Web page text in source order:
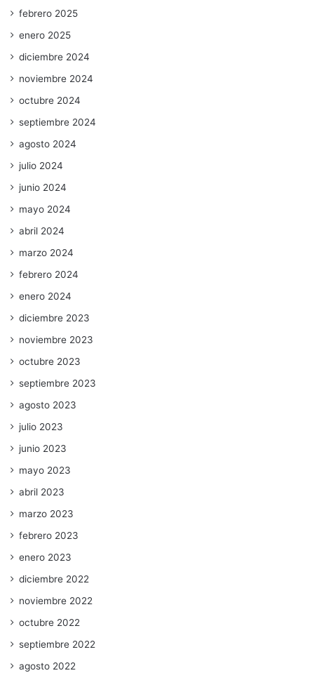
febrero 2025
enero 2025
diciembre 2024
noviembre 2024
octubre 2024
septiembre 2024
agosto 2024
julio 2024
junio 2024
mayo 2024
abril 2024
marzo 2024
febrero 2024
enero 2024
diciembre 2023
noviembre 2023
octubre 2023
septiembre 2023
agosto 2023
julio 2023
junio 2023
mayo 2023
abril 2023
marzo 2023
febrero 2023
enero 2023
diciembre 2022
noviembre 2022
octubre 2022
septiembre 2022
agosto 2022